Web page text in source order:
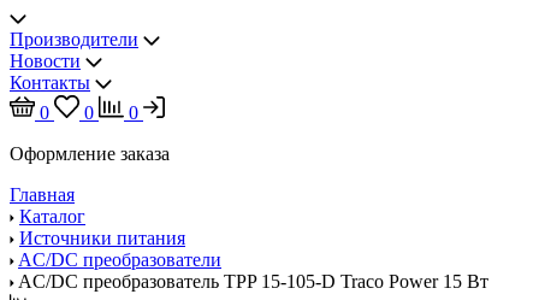
Производители
Новости
Контакты
0
0
0
Оформление заказа
Главная
Каталог
Источники питания
AC/DC преобразователи
AC/DC преобразователь TPP 15-105-D Traco Power 15 Вт